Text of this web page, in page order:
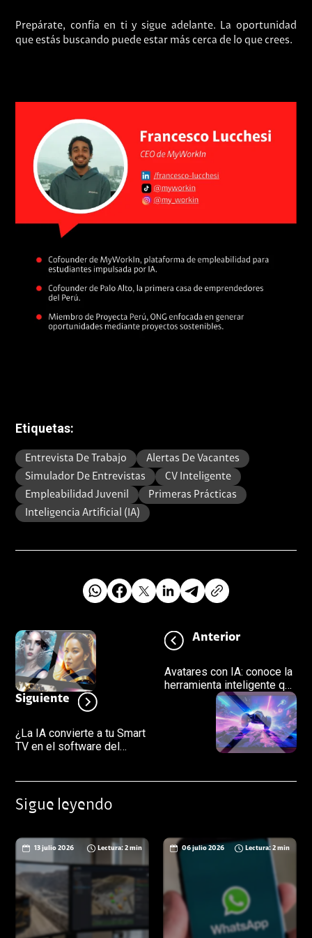
Prepárate, confía en ti y sigue adelante. La oportunidad
que estás buscando puede estar más cerca de lo que crees.
Etiquetas:
Entrevista De Trabajo
Alertas De Vacantes
Simulador De Entrevistas
CV Inteligente
Empleabilidad Juvenil
Primeras Prácticas
Inteligencia Artificial (IA)
Anterior
Avatares con IA: conoce la
herramienta inteligente que
está optimizando los
Siguiente
¿La IA convierte a tu Smart
TV en el software del
entretenimiento
Sigue leyendo
13 julio 2026 Lectura: 2 min 06 julio 2026 Lectura: 2 min